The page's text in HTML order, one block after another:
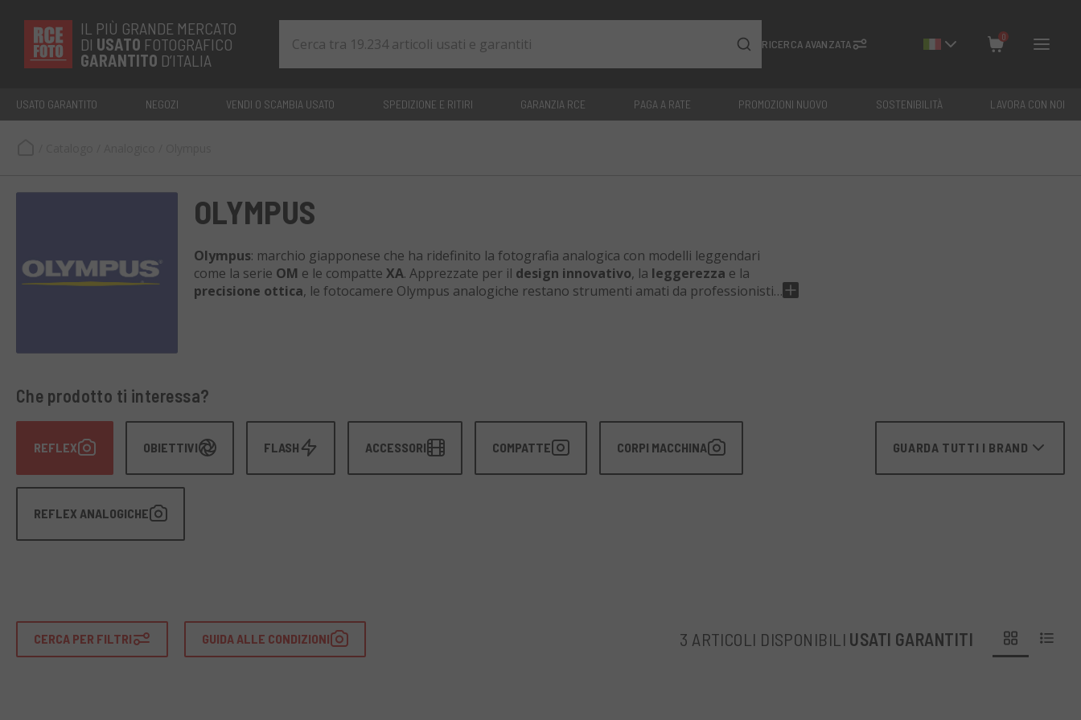
IL PIÙ GRANDE MERCATO
DI USATO FOTOGRAFICO
GARANTITO D’ITALIA
RICERCA AVANZATA
0
Chiudi
USATO GARANTITO NEGOZI VENDI O SCAMBIA USATO SPEDIZIONE E RITIRI GARANZIA RCE PAGA A RATE PROMOZIONI NUOVO SOSTENIBILITÀ LAVORA CON NOI
OLYMPUS
Olympus: marchio giapponese che ha ridefinito la fotografia analogica con modelli leggendari
come la serie OM e le compatte XA. Apprezzate per il design innovativo, la leggerezza e la
precisione ottica, le fotocamere Olympus analogiche restano strumenti amati da professionisti
Che prodotto ti interessa?
REFLEX OBIETTIVI FLASH ACCESSORI COMPATTE CORPI MACCHINA
REFLEX ANALOGICHE
GUARDA TUTTI I BRAND
CERCA PER FILTRI GUIDA ALLE CONDIZIONI 3 ARTICOLI DISPONIBILI USATI GARANTITI